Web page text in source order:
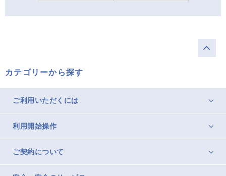
カテゴリーから探す
ご利用いただくには
利用開始操作
ご契約について